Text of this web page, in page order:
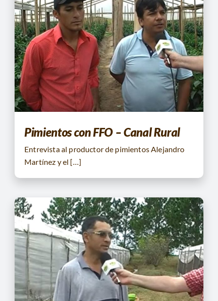
Pimientos con FFO – Canal Rural
Entrevista al productor de pimientos Alejandro
Martínez y el […]